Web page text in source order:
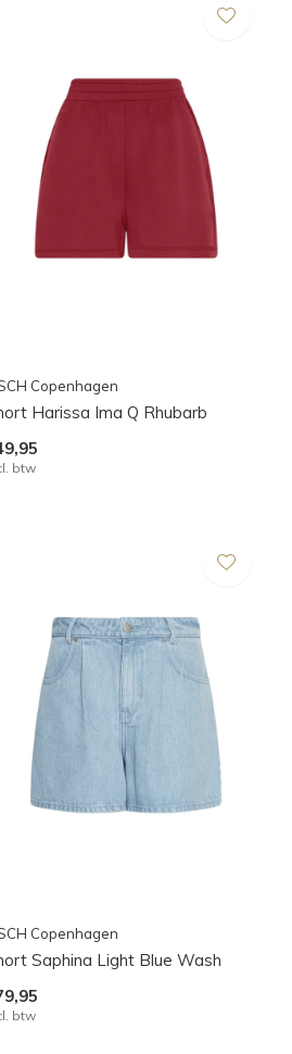
Copenhagen
Harissa Ima Q Rhubarb
btw
Copenhagen
Saphina Light Blue Wash
btw